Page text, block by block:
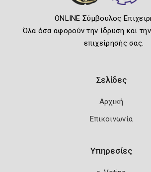
ONLINE Σύμβουλος
Όλα όσα αφορούν την ίδρυση και την
επιχείρησής σας.
Σελίδες
Αρχική
Επικοινωνία
Υπηρεσίες